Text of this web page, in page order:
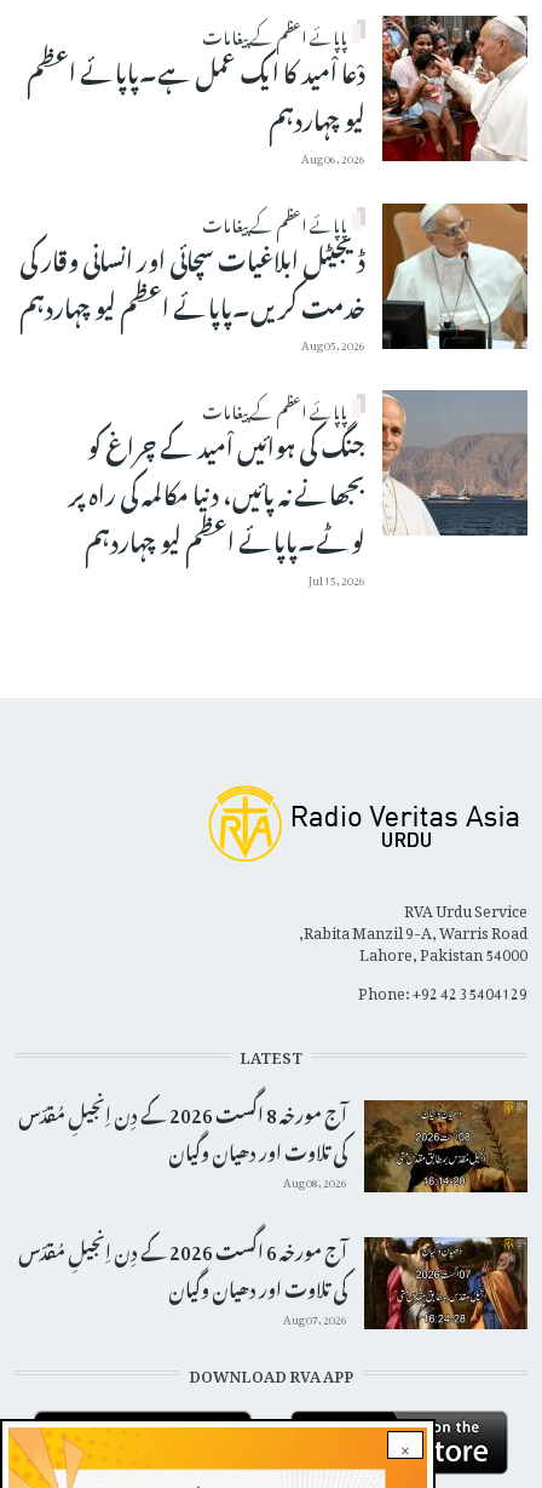
پاپائے اعظم کے پیغامات
دْعا اْمید کا ایک عمل ہے۔پاپائے اعظم
لیو چہاردہم
Aug 06, 2026
پاپائے اعظم کے پیغامات
ڈیجیٹل ابلاغیات سچائی اور انسانی وقار کی
خدمت کریں۔پاپائے اعظم لیو چہاردہم
Aug 05, 2026
پاپائے اعظم کے پیغامات
جنگ کی ہوائیں اْمید کے چراغ کو
بجھانے نہ پائیں، دنیا مکالمہ کی راہ پر
لوٹے۔پاپائے اعظم لیو چہاردہم
Jul 15, 2026
×
RVA Urdu Service
Rabita Manzil 9-A, Warris Road,
Lahore, Pakistan 54000
Phone: +92 42 35404129
LATEST
آج مورخہ 8 اگست 2026 کے دِن اِنجیلِ مُقدّس
کی تلاوت اور دھیان وگیان
Aug 08, 2026
آج مورخہ 6 اگست 2026 کے دِن اِنجیلِ مُقدّس
کی تلاوت اور دھیان وگیان
Aug 07, 2026
DOWNLOAD RVA APP